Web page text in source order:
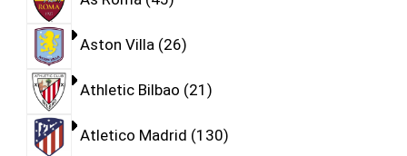
Aston Villa 26
Athletic Bilbao 21
Atletico Madrid 130